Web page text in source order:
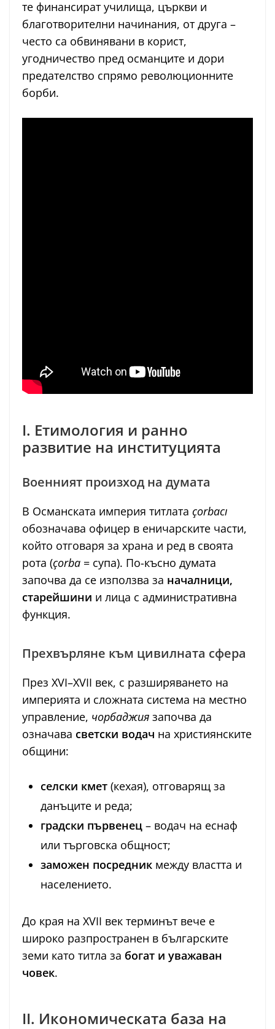
те финансират училища, църкви и
благотворителни начинания, от друга –
често са обвинявани в корист,
угодничество пред османците и дори
предателство спрямо революционните
борби.
I. Етимология и ранно
развитие на институцията
Военният произход на думата
В Османската империя титлата çorbacı
обозначава офицер в еничарските части,
който отговаря за храна и ред в своята
рота (çorba = супа). По-късно думата
започва да се използва за началници,
старейшини и лица с административна
функция.
Прехвърляне към цивилната сфера
През XVI–XVII век, с разширяването на
империята и сложната система на местно
управление, чорбаджия започва да
означава светски водач на християнските
общини:
селски кмет (кехая), отговарящ за
данъците и реда;
градски първенец – водач на еснаф
или търговска общност;
заможен посредник между властта и
населението.
До края на XVII век терминът вече е
широко разпространен в българските
земи като титла за богат и уважаван
човек.
II. Икономическата база на